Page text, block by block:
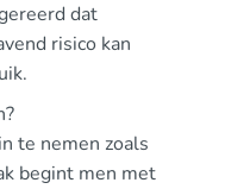
dat
risico kan
te nemen zoals
begint men met